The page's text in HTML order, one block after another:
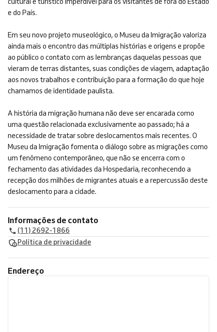
e do País.
Em seu novo projeto museológico, o Museu da Imigração valoriza
ainda mais o encontro das múltiplas histórias e origens e propõe
ao público o contato com as lembranças daquelas pessoas que
vieram de terras distantes, suas condições de viagem, adaptação
aos novos trabalhos e contribuição para a formação do que hoje
chamamos de identidade paulista.
A história da migração humana não deve ser encarada como
uma questão relacionada exclusivamente ao passado; há a
necessidade de tratar sobre deslocamentos mais recentes. O
Museu da Imigração fomenta o diálogo sobre as migrações como
um fenômeno contemporâneo, que não se encerra com o
fechamento das atividades da Hospedaria, reconhecendo a
recepção dos milhões de migrantes atuais e a repercussão deste
deslocamento para a cidade.
Informações de contato
(11) 2692-1866
Política de privacidade
Endereço